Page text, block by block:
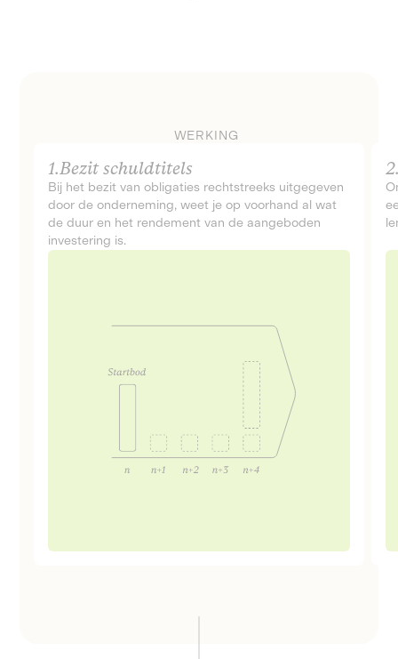
WERKING
1.Bezit schuldtitels
Bij het bezit van obligaties rechtstreeks uitgegeven
door de onderneming, weet je op voorhand al wat
de duur en het rendement van de aangeboden
investering is.